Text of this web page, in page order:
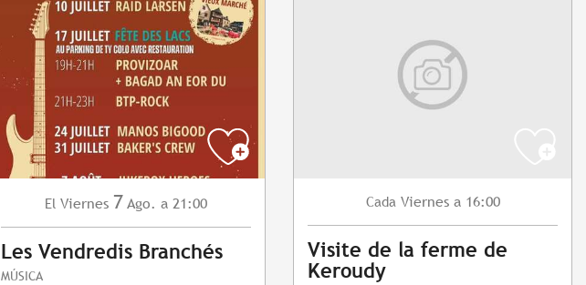
El Viernes 7 Ago. a 21:00
Les Vendredis Branchés
MÚSICA
Cada Viernes a 16:00
Visite de la ferme de
Keroudy